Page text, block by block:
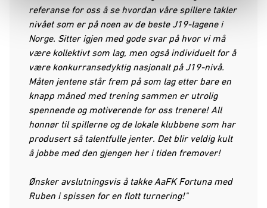
referanse for oss å se hvordan våre spillere takler
nivået som er på noen av de beste J19-lagene i
Norge. Sitter igjen med gode svar på hvor vi må
være kollektivt som lag, men også individuelt for å
være konkurransedyktig nasjonalt på J19-nivå.
Måten jentene står frem på som lag etter bare en
knapp måned med trening sammen er utrolig
spennende og motiverende for oss trenere! All
honnør til spillerne og de lokale klubbene som har
produsert så talentfulle jenter. Det blir veldig kult
å jobbe med den gjengen her i tiden fremover!
Ønsker avslutningsvis å takke AaFK Fortuna med
Ruben i spissen for en flott turnering!"